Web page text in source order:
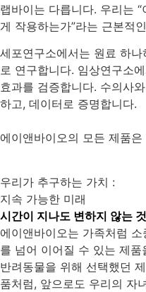
랩바이는 다릅니다. 우리는
게 작용하는가”라는 근본적
세포연구소에서는 원료 하
로 연구합니다. 임상연구소
효과를 검증합니다. 수의사
하고, 데이터로 증명합니다.
에이앤바이오의 모든 제품
우리가 추구하는 가치 :
지속 가능한 미래
시간이 지나도 변하지 않는
에이앤바이오는 가족처럼
를 넘어 이어질 수 있는 제
반려동물을 위해 선택했던
품처럼, 앞으로도 우리의 자